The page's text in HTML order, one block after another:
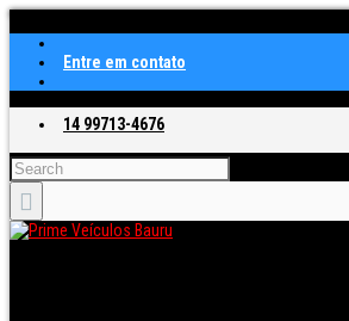
Entre em contato
14 99713-4676